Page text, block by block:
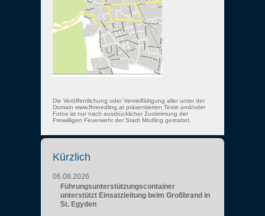
Die Veröffentlichung oder Vervielfältigung aller unter der
Domain www.ffmoedling.at präsentierten Texte und/oder
Fotos ist nur nach ausdrücklicher Zustimmung der
Freiwilligen Feuerwehr der Stadt Mödling gestattet.
Kürzlich
06.08.2026
Führungsunterstützungscontainer
unterstützt Einsatzleitung beim Großbrand in
St. Egyden